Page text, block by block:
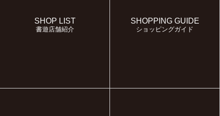
SHOP LIST
書遊店舗紹介
SHOPPING GUIDE
ショッピングガイド